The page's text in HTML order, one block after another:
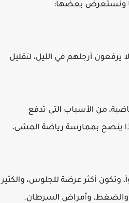
ونستعرض بعضها:
أرجلهم في الليل، لتقليل
من الأسباب التى تدفع
لذا ينصح بممارسة رياضة المشى،
وتكون أكثر عرضة للجلوس، والكثير
وأمراض السرطان.